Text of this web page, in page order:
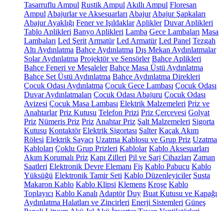
Tasarruflu Ampul Rustik Ampul Akıllı Ampul Floresan
Ampul Abajurlar ve Aksesuarları Abajur Abajur Şapkaları
Abajur Ayaklığı Fener ve Işıldaklar Aplikler Duvar Aplikleri
Tablo Aplikleri Banyo Aplikleri Lamba Gece Lambaları Masa
Lambaları Led Şerit Armatür Led Armatür Led Panel Tezgah
Altı Aydınlatma Bahçe Aydınlatma Dış Mekan Aydınlatmalar
Solar Aydınlatma Projektör ve Sensörler Bahçe Aplikleri
Bahçe Feneri ve Meşaleler Bahçe Masa Üstü Aydınlatma
Bahçe Set Üstü Aydınlatma Bahçe Aydınlatma Direkleri
Çocuk Odası Aydınlatma Çocuk Gece Lambası Çocuk Odası
Duvar Aydınlatmaları Çocuk Odası Abajuru Çocuk Odası
Avizesi Çocuk Masa Lambası Elektrik Malzemeleri Priz ve
Anahtarlar Priz Kutusu Telefon Prizi Priz Çerçevesi Golyat
Priz Nümeris Priz Priz Anahtar Priz Şalt Malzemeleri Sigorta
Kutusu Kontaktör Elektrik Sigortası Şalter Kaçak Akım
Rölesi Elektrik Sayacı Uzatma Kablosu ve Grup Priz Uzatma
Kabloları Çoklu Grup Prizleri Kablolar Kablo Aksesuarları
Akım Korumalı Priz Kapı Zilleri Pil ve Şarj Cihazları Zaman
Saatleri Elektronik Devre Elemanı Fiş Kablo Pabucu Kablo
Yüksüğü Elektronik Tamir Seti Kablo Düzenleyiciler Susta
Makaron Kablo Kablo Klipsi Klemens Kroşe Kablo
Toplayıcı Kablo Kanalı Adaptör Duy Buat Kutusu ve Kapağı
Aydınlatma Halatları ve Zincirleri Enerji Sistemleri Güneş